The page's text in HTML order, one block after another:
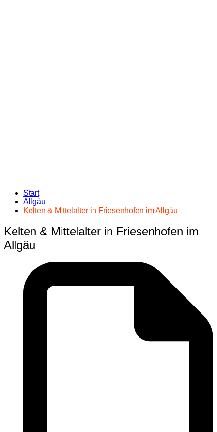
Start
Allgäu
Kelten & Mittelalter in Friesenhofen im Allgäu
Kelten & Mittelalter in Friesenhofen im
Allgäu